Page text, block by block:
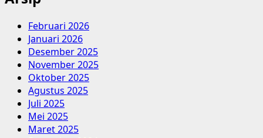
Februari 2026
Januari 2026
Desember 2025
November 2025
Oktober 2025
Agustus 2025
Juli 2025
Mei 2025
Maret 2025